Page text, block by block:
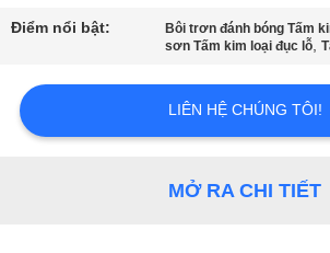
KIỂM
CHẤT
LƯỢNG
Điểm nổi bật: Bôi trơn đánh bóng Tấm
sơn Tấm kim loại đục lỗ,
LIÊN HỆ CHÚNG TÔI!
MỞ RA CHI TIẾT